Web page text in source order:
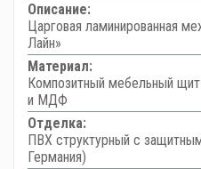
Описание:
Царговая ламинированная
Лайн»
Материал:
Композитный мебельный
и МДФ
Отделка:
ПВХ структурный с
Германия)